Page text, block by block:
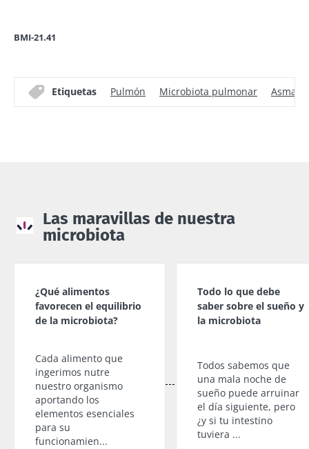
BMI-21.41
Etiquetas Pulmón Microbiota pulmonar Asma
Las maravillas de nuestra
microbiota
¿Qué alimentos
favorecen el equilibrio
de la microbiota?
Cada alimento que
ingerimos nutre
nuestro organismo
aportando los
elementos esenciales
para su
funcionamien...
Todo lo que debe
saber sobre el sueño y
la microbiota
Todos sabemos que
una mala noche de
sueño puede arruinar
el día siguiente, pero
¿y si tu intestino
tuviera ...